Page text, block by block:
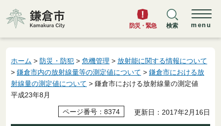
鎌倉市
防災・緊急 検索 menu
ホーム > 防災・防犯 > 危機管理 > 放射能に関する情報について
> 鎌倉市内の放射線量等の測定値について > 鎌倉市における放
射線量の測定値について > 鎌倉市における放射線量の測定値
平成23年8月
ページ番号：8374 更新日：2017年2月16日